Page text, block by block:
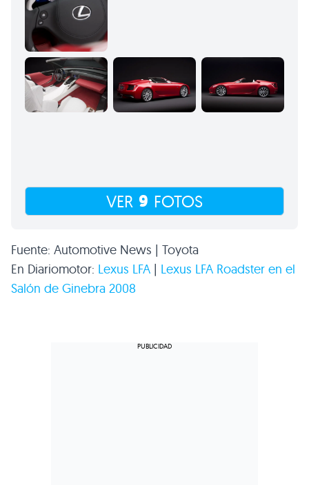
VER 9 FOTOS
Fuente: Automotive News | Toyota
En Diariomotor: Lexus LFA | Lexus LFA Roadster en el
Salón de Ginebra 2008